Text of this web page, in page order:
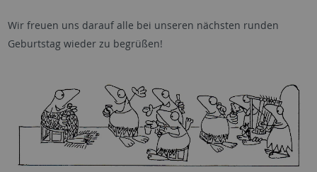
Wir freuen uns darauf alle bei unseren nächsten runden
Geburtstag wieder zu begrüßen!